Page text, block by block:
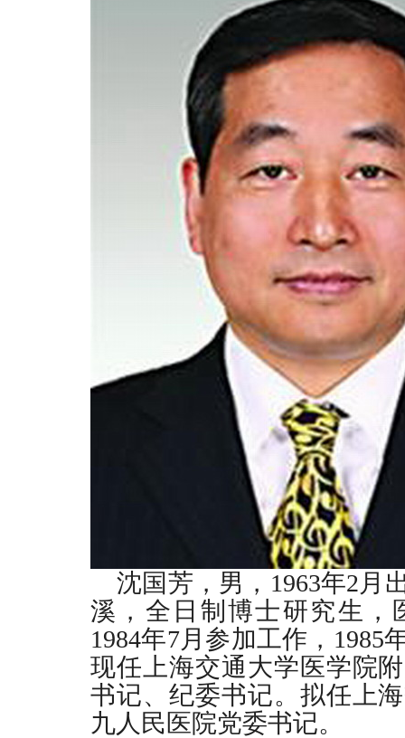
沈国芳，男， 1963年2月
溪，全日制博士研究生，
1984年7月参加工作， 1985
现任上海交通大学医学院
书记、纪委书记。拟任上
九人民医院党委书记。